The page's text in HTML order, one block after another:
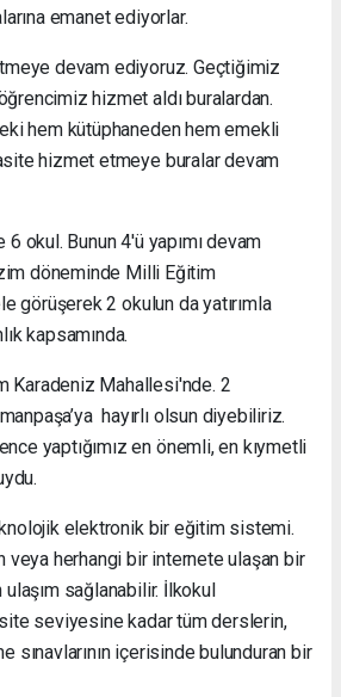
emanet ediyorlar.
devam ediyoruz. Geçtiğimiz
hizmet aldı buralardan.
hem kütüphaneden hem emekli
hizmet etmeye buralar devam
okul. Bunun 4'ü yapımı devam
döneminde Milli Eğitim
görüşerek 2 okulun da yatırımla
kapsamında.
Karadeniz Mahallesi'nde. 2
hayırlı olsun diyebiliriz.
yaptığımız en önemli, en kıymetli
elektronik bir eğitim sistemi.
veya herhangi bir internete ulaşan bir
sağlanabilir. İlkokul
seviyesine kadar tüm derslerin,
sınavlarının içerisinde bulunduran bir